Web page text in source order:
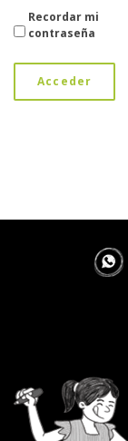
Recordar mi
contraseña
Acceder